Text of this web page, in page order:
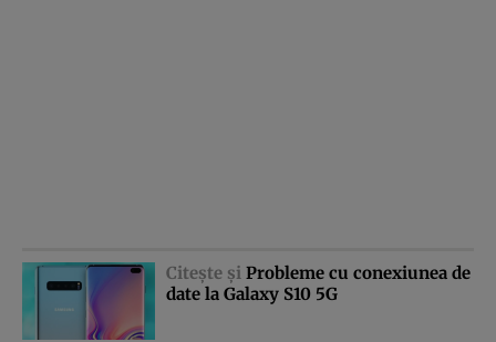
Citeşte şi Probleme cu conexiunea de
date la Galaxy S10 5G